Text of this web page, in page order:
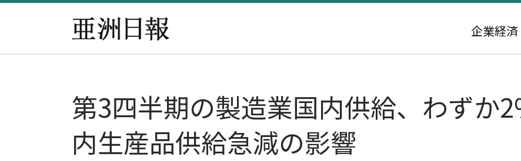
企業経済
第3四半期の製造業国内供給、わずか
内生産品供給急減の影響